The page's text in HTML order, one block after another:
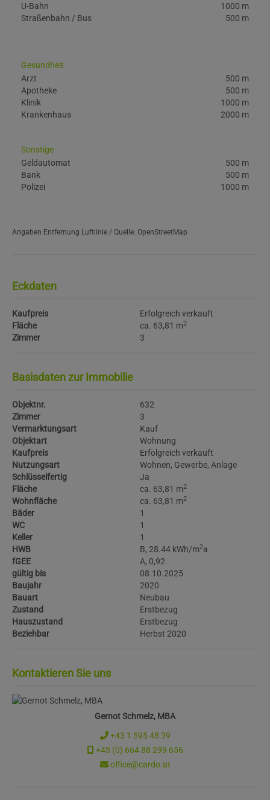
U-Bahn
1000 m
Straßenbahn / Bus
500 m
Gesundheit
Arzt
500 m
Apotheke
500 m
Klinik
1000 m
Krankenhaus
2000 m
Sonstige
Geldautomat
500 m
Bank
500 m
Polizei
1000 m
Angaben Entfernung Luftlinie / Quelle: OpenStreetMap
Eckdaten
Kaufpreis
Erfolgreich verkauft
Fläche
ca. 63,81 m2
Zimmer 3
Basisdaten zur Immobilie
Objektnr.
632
Zimmer
3
Vermarktungsart
Kauf
Objektart
Wohnung
Kaufpreis
Erfolgreich verkauft
Nutzungsart
Wohnen Gewerbe Anlage
Schlüsselfertig
Ja
Fläche
ca. 63,81 m2
Wohnfläche ca. 63,81 m2
Bäder
1
WC
1
Keller
1
HWB
B, 28.44 kWh/m2a
fGEE
A, 0,92
gültig bis
08.10.2025
Baujahr
2020
Bauart
Neubau
Zustand
Erstbezug
Hauszustand
Erstbezug
Beziehbar
Herbst 2020
Kontaktieren Sie uns
Gernot Schmelz, MBA
+43 1 595 48 39
+43 (0) 664 88 299 656
office@cardo.at